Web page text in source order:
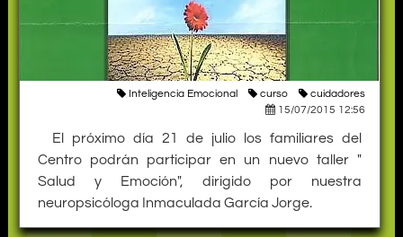
Inteligencia Emocional curso
cuidadores
15/07/2015 12:56
El próximo día 21 de julio los familiares del
Centro podrán participar en un nuevo taller "
Salud y Emoción", dirigido por nuestra
neuropsicóloga Inmaculada García Jorge.